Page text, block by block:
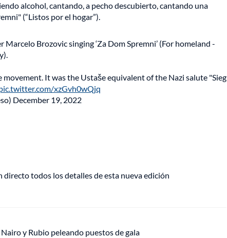
alcohol, cantando, a pecho descubierto, cantando una
(“Listos por el hogar”).
Marcelo Brozovic singing ‘Za Dom Spremni’ (For homeland -
It was the Ustaše equivalent of the Nazi salute "Sieg
xzGvh0wQjq
December 19, 2022
directo todos los detalles de esta nueva edición
y Rubio peleando puestos de gala